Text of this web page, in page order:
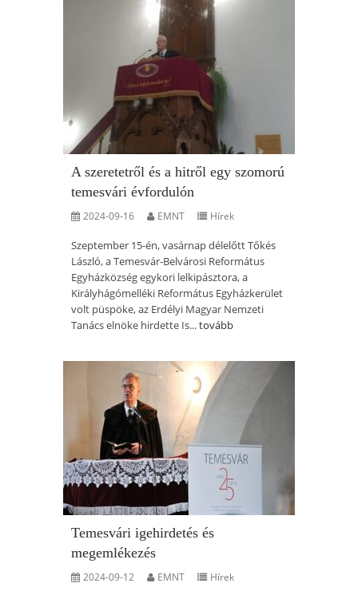
A szeretetről és a hitről egy szomorú
temesvári évfordulón
2024-09-16 EMNT Hírek
Szeptember 15-én, vasárnap délelőtt Tőkés
László, a Temesvár-Belvárosi Református
Egyházközség egykori lelkipásztora, a
Királyhágómelléki Református Egyházkerület
volt püspöke, az Erdélyi Magyar Nemzeti
Tanács elnöke hirdette Is...tovább
Temesvári igehirdetés és
megemlékezés
2024-09-12 EMNT Hírek